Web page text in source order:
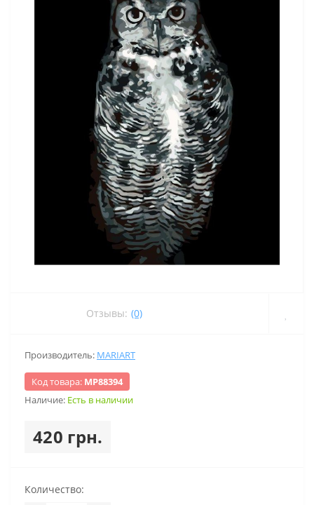
Отзывы: (0)
Производитель: MARIART
Код товара: МР88394
Наличие: Есть в наличии
420 грн.
Количество: